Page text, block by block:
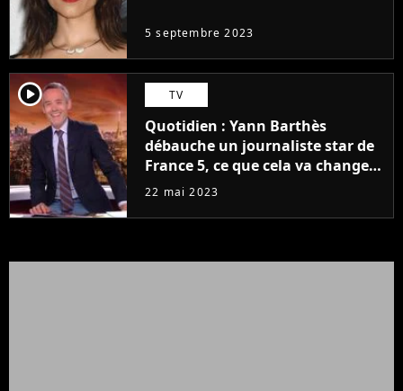
5 septembre 2023
player2 TV
Quotidien : Yann Barthès
débauche un journaliste star de
France 5, ce que cela va changer
à la rentrée
22 mai 2023